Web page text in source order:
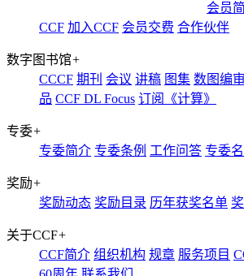
会员
CCF 加入CCF 会员交费 合作伙伴
数字图书馆+
CCCF 期刊 会议 讲稿 图集 数图编
品 CCF DL Focus 订阅《计算》
专委+
专委简介 专委条例 工作问答 专委
奖励+
奖励动态 奖励目录 历年获奖名单
关于CCF+
CCF简介 组织机构 规章 服务项目